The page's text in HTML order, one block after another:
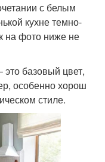
с белым
кухне темно-
на фото ниже не
базовый цвет,
особенно хорош
стиле.